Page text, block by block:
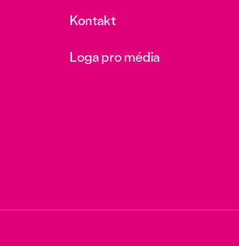
Kontakt
Loga pro média